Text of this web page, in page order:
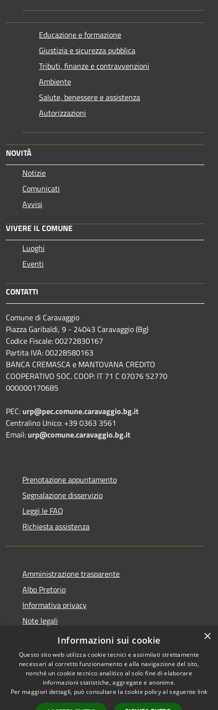
Educazione e formazione
Giustizia e sicurezza pubblica
Tributi, finanze e contravvenzioni
Ambiente
Salute, benessere e assistenza
Autorizzazioni
NOVITÀ
Notizie
Comunicati
Avvisi
VIVERE IL COMUNE
Luoghi
Eventi
CONTATTI
Comune di Caravaggio
Piazza Garibaldi, 9 - 24043 Caravaggio (Bg)
Codice Fiscale: 00272830167
Partita IVA: 00228580163
BANCA CREMASCA e MANTOVANA CREDITO
COOPERATIVO SOC. COOP: IT 71 C 07076 52770
000000170685
PEC: urp@pec.comune.caravaggio.bg.it
Centralino Unico: +39 0363 3561
Email: urp@comune.caravaggio.bg.it
Prenotazione appuntamento
Segnalazione disservizio
Leggi le FAQ
Richiesta assistenza
Amministrazione trasparente
Albo Pretorio
Informativa privacy
Note legali
Dichiarazione di accessibilità
Accessibilità
Copyright © 2026 • Comune di
Caravaggio • Powered by
×
Informazioni sui cookie
Questo sito web utilizza cookie tecnici e assimilati strettamente
necessari al corretto funzionamento e alla navigazione del sito,
nonché un cookie tecnico analitico al solo fine di elaborare
informazioni statistiche, aggregate e anonime.
Per maggiori dettagli, può consultare la cookie policy al seguente link